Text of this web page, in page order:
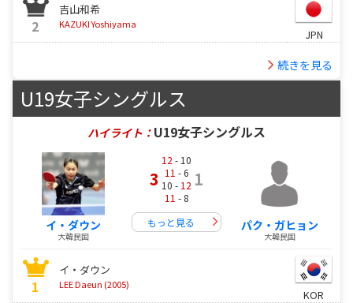
2
吉山和希
KAZUKI Yoshiyama
JPN
続きを見る
U19女子シングルス
ハイライト： U19女子シングルス
イ・ダウン
大韓民国
3
12 - 10
11 - 6
10 - 12
11 - 8
1
もっと見る パク・ガヒョン
大韓民国
1
イ・ダウン
LEE Daeun (2005)
KOR